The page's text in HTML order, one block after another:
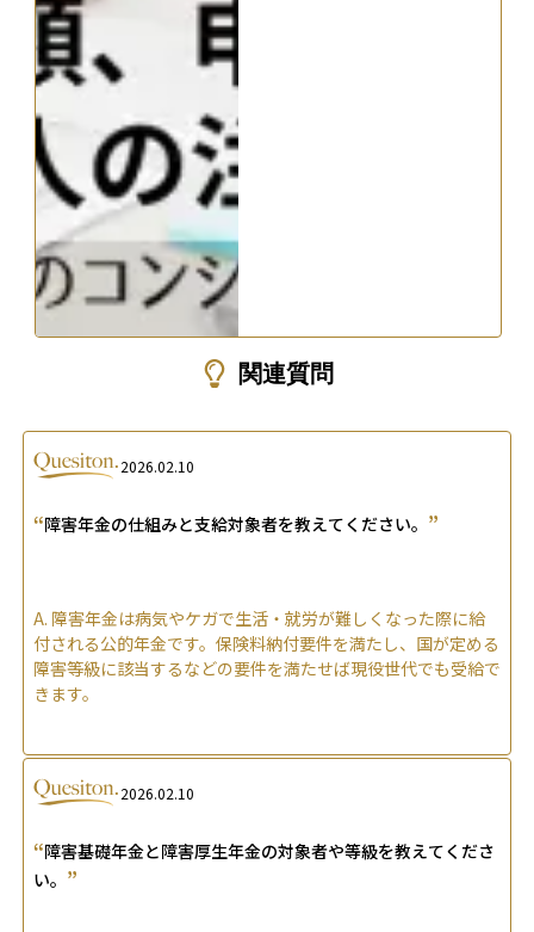
関連質問
2026.02.10
“障害年金の仕組みと支給対象者を教えてください。 ”
A. 障害年金は病気やケガで生活・就労が難しくなった際に給
付される公的年金です。保険料納付要件を満たし、国が定める
障害等級に該当するなどの要件を満たせば現役世代でも受給で
きます。
2026.02.10
“障害基礎年金と障害厚生年金の対象者や等級を教えてくださ
い。 ”